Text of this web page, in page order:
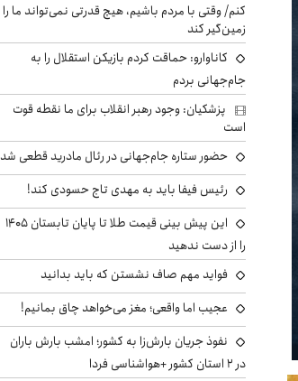
کنم/ وقتی با مردم باشیم، هیچ قدرتی نمی‌تواند ما را
زمین‌گیر کند
کاناوارو: حماقت کردم بازیکن استقلال را به
جام‌جهانی بردم
پزشکیان: وجود رهبر انقلاب برای ما نقطه قوت
است
حضور ستاره جام‌جهانی در رئال مادرید قطعی شد
رئیس فیفا باید به مهدی تاج حسودی کند!
این پیش بینی قیمت طلا تا پایان تابستان ۱۴۰۵
را از دست ندهید
فواید مهم صاف نشستن که باید بدانید
عجیب اما واقعی؛ مغز می‌خواهد چاق بمانیم!
نفوذ جریان بارش‌زا به کشور؛ امشب بارش باران
در ۲ استان کشور +هواشناسی فردا